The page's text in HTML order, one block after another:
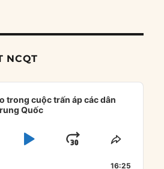
NCQT
trong cuộc trấn áp các dân
Quốc
PLAYJUMP
FORWARD
SHARE
16:25